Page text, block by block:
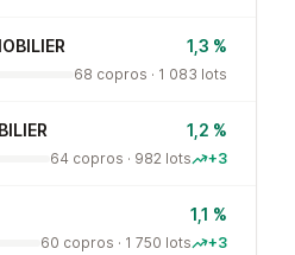
1,3 %
68 copros · 1 083 lots
1,2 %
64 copros · 982 lots +3
1,1 %
60 copros · 1 750 lots +3